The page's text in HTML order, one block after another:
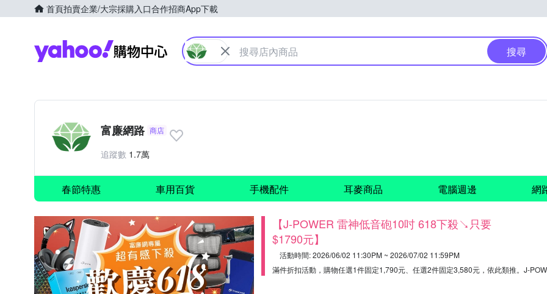
首頁拍賣企業/大宗採購入口合作招商App下載
Yahoo購物中心
搜尋
富廉網路 商店
追蹤數 1.7萬
春節特惠 車用百貨 手機配件 耳麥商品 電腦週邊 網
【J-POWER 雷神低音砲10吋 618下殺↘只要
$1790元】
活動時間: 2026/06/02 11:30PM ~ 2026/07/02 11:59PM
滿件折扣活動，購物任選1件固定1,790元、任選2件固定3,580元，依此類推。 J-